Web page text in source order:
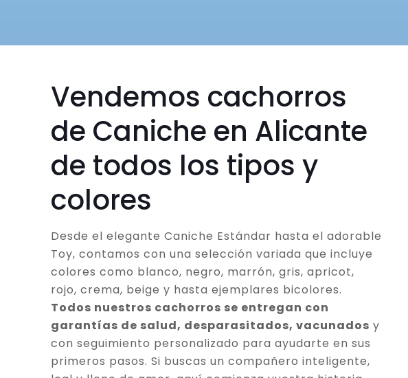
Vendemos cachorros
de Caniche en Alicante
de todos los tipos y
colores
Desde el elegante Caniche Estándar hasta el adorable
Toy, contamos con una selección variada que incluye
colores como blanco, negro, marrón, gris, apricot,
rojo, crema, beige y hasta ejemplares bicolores.
Todos nuestros cachorros se entregan con
garantías de salud, desparasitados, vacunados y
con seguimiento personalizado para ayudarte en sus
primeros pasos. Si buscas un compañero inteligente,